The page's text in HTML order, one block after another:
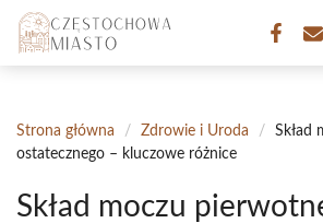
Przejdź
treści
Strona główna / Zdrowie i Uroda /
Skład
ostatecznego – kluczowe różnice
Skład moczu